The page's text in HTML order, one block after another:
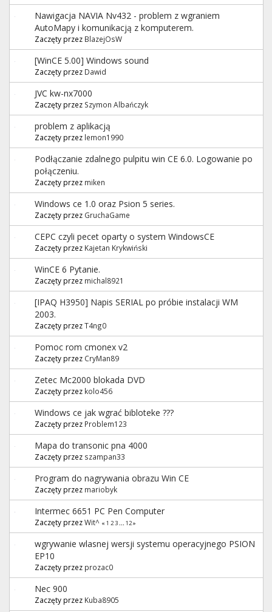
Nawigacja NAVIA Nv432 - problem z wgraniem
AutoMapy i komunikacją z komputerem.
Zaczęty przez BlazejOsW
[WinCE 5.00] Windows sound
Zaczęty przez Dawid
JVC kw-nx7000
Zaczęty przez Szymon Albańczyk
problem z aplikacją
Zaczęty przez lemon1990
Podłączanie zdalnego pulpitu win CE 6.0. Logowanie po
połączeniu.
Zaczęty przez miken
Windows ce 1.0 oraz Psion 5 series.
Zaczęty przez GruchaGame
CEPC czyli pecet oparty o system WindowsCE
Zaczęty przez Kajetan Krykwiński
WinCE 6 Pytanie.
Zaczęty przez michal8921
[IPAQ H3950] Napis SERIAL po próbie instalacji WM
2003.
Zaczęty przezT4ng0
Pomoc rom cmonex v2
Zaczęty przez CryMan89
Zetec Mc2000 blokada DVD
Zaczęty przez kolo456
Windows ce jak wgrać bibloteke ???
Zaczęty przez Problem123
Mapa do transonic pna 4000
Zaczęty przez szampan33
Program do nagrywania obrazu Win CE
Zaczęty przez mariobyk
Intermec 6651 PC Pen Computer
Zaczęty przezWit^ « 1 23... 12»
wgrywanie wlasnej wersji systemu operacyjnego PSION
EP10
Zaczęty przez prozac0
Nec 900
Zaczęty przez Kuba8905